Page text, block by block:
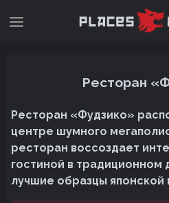
Ресторан
Ресторан «Фудзико»
центре шумного
ресторан воссоздает
гостиной в
лучшие образцы японской